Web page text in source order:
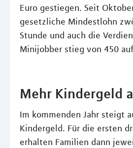
Euro gestiegen. Seit
gesetzliche Mindestlohn
Stunde und auch die
Minijobber stieg von 450
Mehr Kindergeld
Im kommenden Jahr steigt
Kindergeld. Für die ersten
erhalten Familien dann